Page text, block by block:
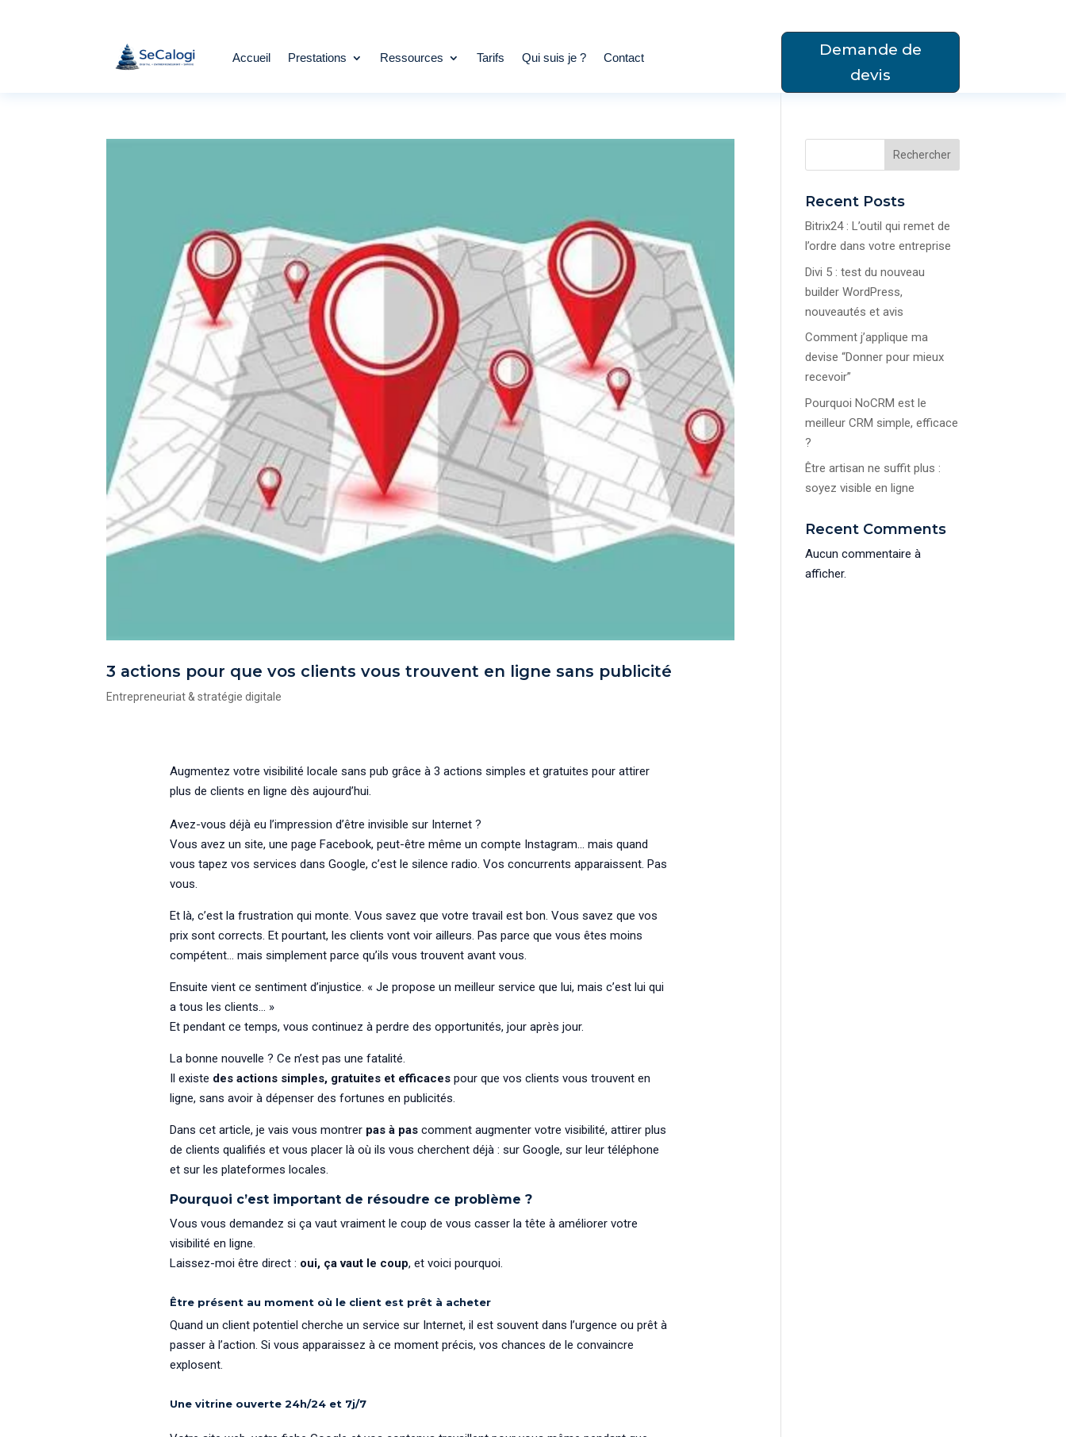
Accueil Prestations Ressources Tarifs Qui suis je ? Contact
Demande de
devis
3 actions pour que vos clients vous trouvent en ligne sans publicité
Entrepreneuriat & stratégie digitale
Augmentez votre visibilité locale sans pub grâce à 3 actions simples et gratuites pour attirer
plus de clients en ligne dès aujourd’hui.
Avez-vous déjà eu l’impression d’être invisible sur Internet ?
Vous avez un site, une page Facebook, peut-être même un compte Instagram… mais quand
vous tapez vos services dans Google, c’est le silence radio. Vos concurrents apparaissent. Pas
vous.
Et là, c’est la frustration qui monte. Vous savez que votre travail est bon. Vous savez que vos
prix sont corrects. Et pourtant, les clients vont voir ailleurs. Pas parce que vous êtes moins
compétent… mais simplement parce qu’ils vous trouvent avant vous.
Ensuite vient ce sentiment d’injustice. « Je propose un meilleur service que lui, mais c’est lui qui
a tous les clients… »
Et pendant ce temps, vous continuez à perdre des opportunités, jour après jour.
La bonne nouvelle ? Ce n’est pas une fatalité.
Il existe des actions simples, gratuites et efficacespour que vos clients vous trouvent en
ligne, sans avoir à dépenser des fortunes en publicités.
Dans cet article, je vais vous montrer pas à pascomment augmenter votre visibilité, attirer plus
de clients qualifiés et vous placer là où ils vous cherchent déjà : sur Google, sur leur téléphone
et sur les plateformes locales.
Pourquoi c’est important de résoudre ce problème ?
Vous vous demandez si ça vaut vraiment le coup de vous casser la tête à améliorer votre
visibilité en ligne.
Laissez-moi être direct : oui, ça vaut le coup, et voici pourquoi.
Être présent au moment où le client est prêt à acheter
Quand un client potentiel cherche un service sur Internet, il est souvent dans l’urgence ou prêt à
passer à l’action. Si vous apparaissez à ce moment précis, vos chances de le convaincre
explosent.
Une vitrine ouverte 24h/24 et 7j/7
Rechercher
Recent Posts
Bitrix24 : L’outil qui remet de
l’ordre dans votre entreprise
Divi 5 : test du nouveau
builder WordPress,
nouveautés et avis
Comment j’applique ma
devise “Donner pour mieux
recevoir”
Pourquoi NoCRM est le
meilleur CRM simple, efficace
?
Être artisan ne suffit plus :
soyez visible en ligne
Recent Comments
Aucun commentaire à
afficher.